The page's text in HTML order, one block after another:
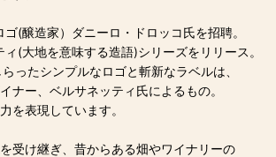
(醸造家）ダニーロ・ドロッコ氏を招聘。
(大地を意味する造語)シリーズをリリース。
ったシンプルなロゴと斬新なラベルは、
ナー、ベルサネッティ氏によるもの。
を表現しています。
受け継ぎ、昔からある畑やワイナリーの